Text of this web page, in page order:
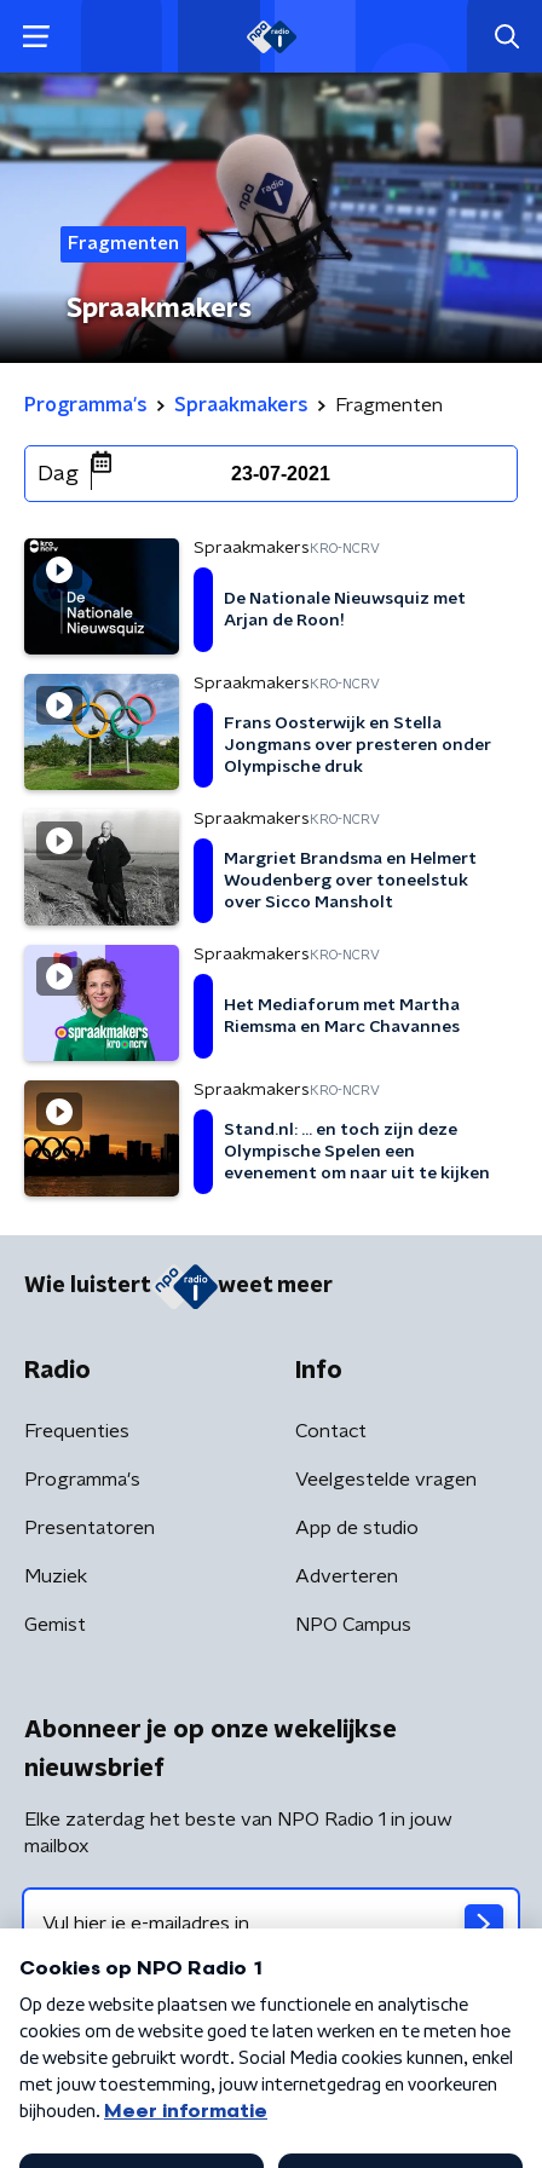
Fragmenten
Spraakmakers
Programma's Spraakmakers Fragmenten
Dag 23-07-2021
Spraakmakers KRO-NCRV
De Nationale Nieuwsquiz met
Arjan de Roon!
Spraakmakers KRO-NCRV
Frans Oosterwijk en Stella
Jongmans over presteren onder
Olympische druk
Spraakmakers KRO-NCRV
Margriet Brandsma en Helmert
Woudenberg over toneelstuk
over Sicco Mansholt
Spraakmakers KRO-NCRV
Het Mediaforum met Martha
Riemsma en Marc Chavannes
Spraakmakers KRO-NCRV
Stand.nl: … en toch zijn deze
Olympische Spelen een
evenement om naar uit te kijken
Wie luistert weet meer
Radio
Frequenties
Programma's
Presentatoren
Muziek
Gemist
Info
Contact
Veelgestelde vragen
App de studio
Adverteren
NPO Campus
Abonneer je op onze wekelijkse
nieuwsbrief
Elke zaterdag het beste van NPO Radio 1 in jouw
mailbox
Algemene voorwaarden